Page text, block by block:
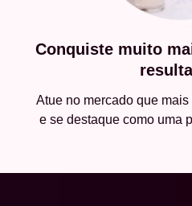
Conquiste muito
Atue no mercado que
e se destaque como uma